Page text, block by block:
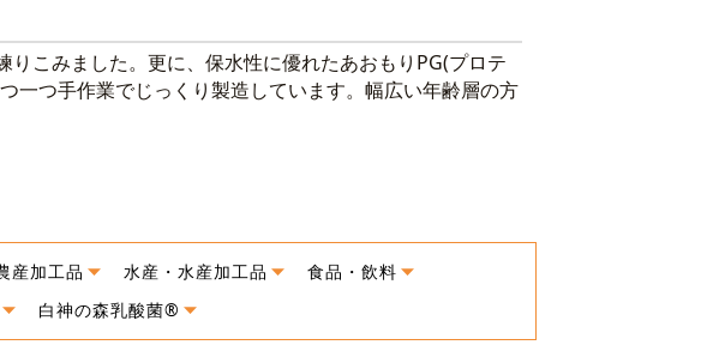
こみました。更に、保水性に優れたあおもりPG(プロテ
一つ手作業でじっくり製造しています。幅広い年齢層の方
産加工品 水産・水産加工品
食品・飲料
白神の森乳酸菌®